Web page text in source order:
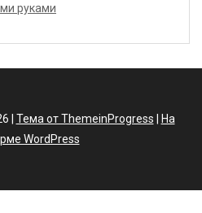
руками
| Тема от ThemeinProgress
На
WordPress